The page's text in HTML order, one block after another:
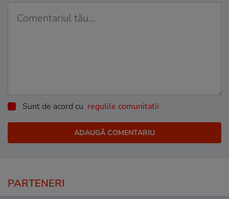
Sunt de acord cu regulile comunitatii
PARTENERI